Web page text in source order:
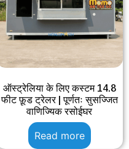
ऑस्ट्रेलिया के लिए कस्टम 14.8
फीट फ़ूड ट्रेलर | पूर्णतः सुसज्जित
वाणिज्यिक रसोईघर
Read more